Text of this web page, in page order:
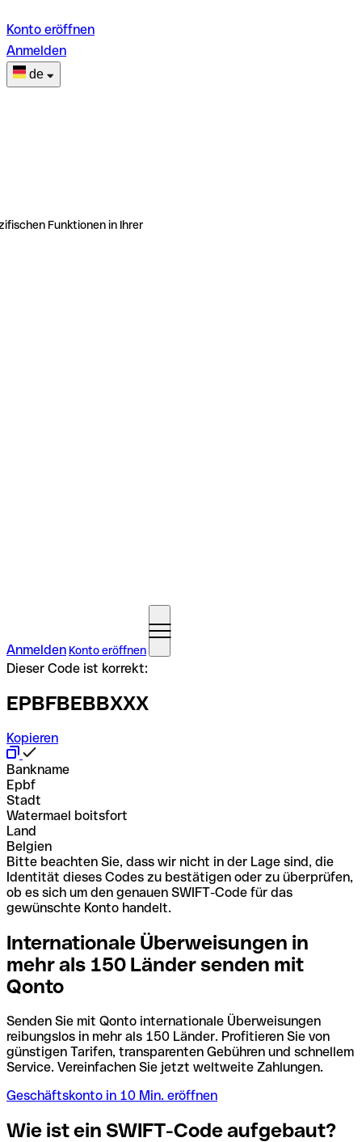
Konto eröffnen
Anmelden
de
Funktionen in Ihrer
Anmelden Konto eröffnen
Dieser Code ist korrekt:
EPBFBEBBXXX
Kopieren
Bankname
Epbf
Stadt
Watermael boitsfort
Land
Belgien
Bitte beachten Sie, dass wir nicht in der Lage sind, die
Identität dieses Codes zu bestätigen oder zu überprüfen,
ob es sich um den genauen SWIFT-Code für das
gewünschte Konto handelt.
Internationale Überweisungen in
mehr als 150 Länder senden mit
Qonto
Senden Sie mit Qonto internationale Überweisungen
reibungslos in mehr als 150 Länder. Profitieren Sie von
günstigen Tarifen, transparenten Gebühren und schnellem
Service. Vereinfachen Sie jetzt weltweite Zahlungen.
Geschäftskonto in 10 Min. eröffnen
Wie ist ein SWIFT-Code aufgebaut?